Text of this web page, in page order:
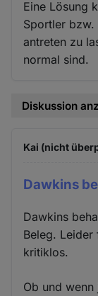
Eine Lösung
Sportler bzw.
antreten zu
normal sind.
Diskussion
Kai (nicht
Dawkins
Dawkins
Beleg.
kritiklos.
Ob und